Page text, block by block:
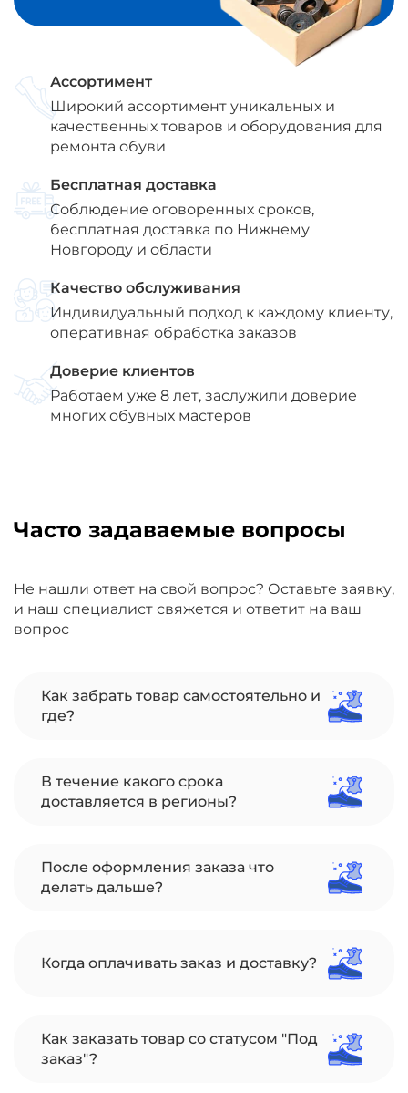
Ассортимент
Широкий ассортимент уникальных и
качественных товаров и оборудования для
ремонта обуви
Бесплатная доставка
Соблюдение оговоренных сроков,
бесплатная доставка по Нижнему
Новгороду и области
Качество обслуживания
Индивидуальный подход к каждому клиенту,
оперативная обработка заказов
Доверие клиентов
Работаем уже 8 лет, заслужили доверие
многих обувных мастеров
Часто задаваемые вопросы
Не нашли ответ на свой вопрос? Оставьте заявку,
и наш специалист свяжется и ответит на ваш
вопрос
Как забрать товар самостоятельно и
где?
В течение какого срока
доставляется в регионы?
После оформления заказа что
делать дальше?
Когда оплачивать заказ и доставку?
Как заказать товар со статусом "Под
заказ"?